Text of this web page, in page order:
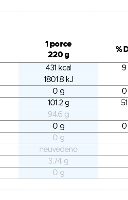
1 porce
220 g
%
431 kcal
9
1801.8 kJ
0 g
0
101.2 g
94.6 g
0 g
0
0 g
neuvedeno
3.74 g
0 g